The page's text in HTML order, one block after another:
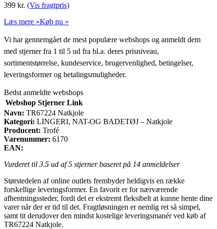
399 kr. (Vis fragtpris)
Læs mere »Køb nu »
Vi har gennemgået de mest populære webshops og anmeldt dem
med stjerner fra 1 til 5 ud fra bl.a. deres prisniveau,
sortimentstørrelse, kundeservice, brugervenlighed, betingelser,
leveringsformer og betalingsmuligheder.
Bedst anmeldte webshops
Webshop Stjerner Link
Navn: TR67224 Natkjole
Kategori: LINGERI, NAT-OG BADETØJ – Natkjole
Producent: Trofé
Varenummer: 6170
EAN:
Vurderet til 3.5 ud af 5 stjerner baseret på 14 anmeldelser
Størstedelen af online outlets frembyder heldigvis en række
forskellige leveringsformer. En favorit er for nærværende
afhentningssteder, fordi det er ekstremt fleksibelt at kunne hente dine
varer når der er tid til det. Fragtløsningen er nemlig ret så simpel,
samt tit derudover den mindst kostelige leveringsmanér ved køb af
TR67224 Natkjole.